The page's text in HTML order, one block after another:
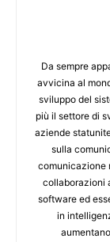
Da sempre
avvicina al
sviluppo del
più il settore di
aziende
sulla
comunicazione
collaborazioni
software ed
in